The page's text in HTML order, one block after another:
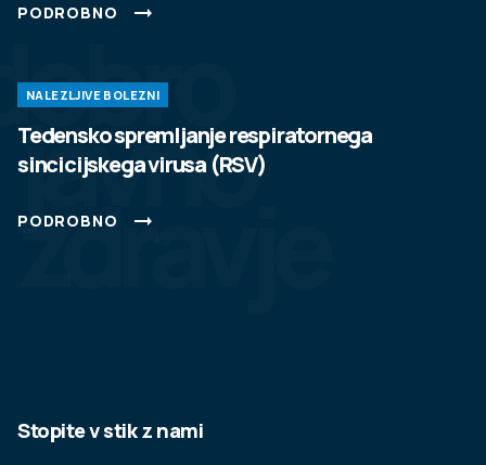
javno
zdravje
PODROBNO
NALEZLJIVE BOLEZNI
Tedensko spremljanje respiratornega
sincicijskega virusa (RSV)
PODROBNO
Stopite v stik z nami